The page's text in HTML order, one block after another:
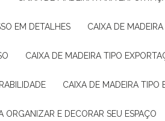
EM DETALHES CAIXA DE
CAIXA DE MADEIRA TIPO
CAIXA DE MADEIRA
ORGANIZAR E DECORAR SEU ESPAÇO